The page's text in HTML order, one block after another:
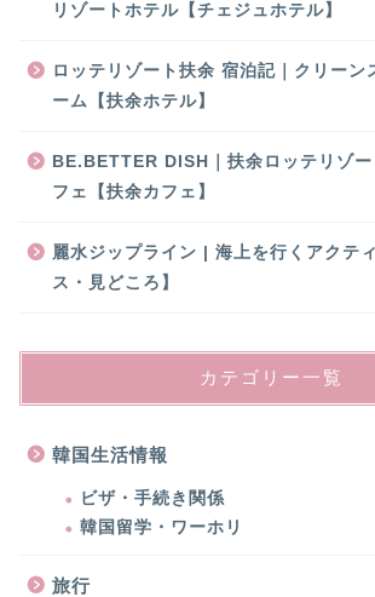
リゾートホテル【チェジュホテル】
ロッテリゾート扶余 宿泊記｜クリーン
ーム【扶余ホテル】
BE.BETTER DISH｜扶余ロッテリゾ
フェ【扶余カフェ】
麗水ジップライン | 海上を行くアクテ
ス・見どころ】
カテゴリー一覧
韓国生活情報
ビザ・手続き関係
韓国留学・ワーホリ
旅行